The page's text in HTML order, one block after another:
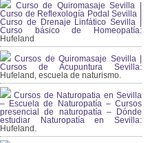
Curso de Quiromasaje Sevilla |
Curso de Reflexología Podal Sevilla |
Curso de Drenaje Linfático Sevilla |
Curso básico de Homeopatía:
Hufeland
Cursos de Quiromasaje Sevilla |
Cursos de Acupuntura Sevilla:
Hufeland, escuela de naturismo.
Cursos de Naturopatia en Sevilla
– Escuela de Naturopatía – Cursos
presencial de naturopatía – Dónde
estudiar Naturopatía en Sevilla:
Hufeland.